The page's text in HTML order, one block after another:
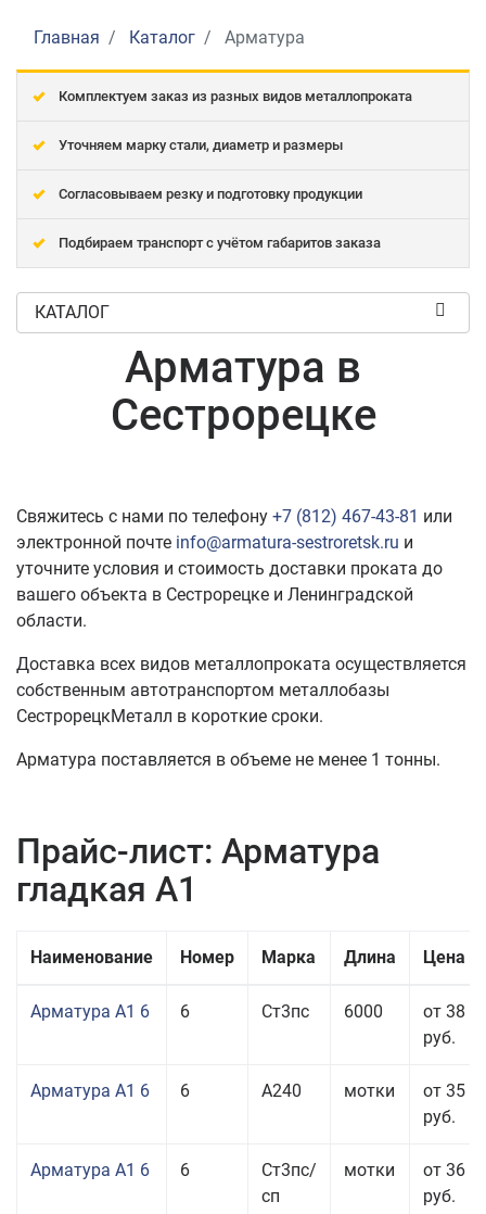
Главная Каталог Арматура
Комплектуем заказ из разных видов металлопроката
Уточняем марку стали, диаметр и размеры
Согласовываем резку и подготовку продукции
Подбираем транспорт с учётом габаритов заказа
КАТАЛОГ
Арматура в
Сестрорецке
Свяжитесь с нами по телефону +7 (812) 467-43-81 или
электронной почте info@armatura-sestroretsk.ru и
уточните условия и стоимость доставки проката до
вашего объекта в Сестрорецке и Ленинградской
области.
Доставка всех видов металлопроката осуществляется
собственным автотранспортом металлобазы
СестрорецкМеталл в короткие сроки.
Арматура поставляется в объеме не менее 1 тонны.
Прайс-лист: Арматура
гладкая А1
Наименование Номер Марка Длина Цена
Арматура А1 6 6 Ст3пс 6000
от 38
руб.
Арматура А1 6 6 А240 мотки
от 35
руб.
Арматура А1 6 6
Ст3пс/
сп
мотки
от 36
руб.